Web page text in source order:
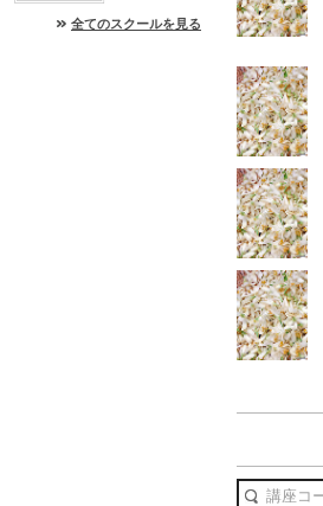
全てのスクールを見る